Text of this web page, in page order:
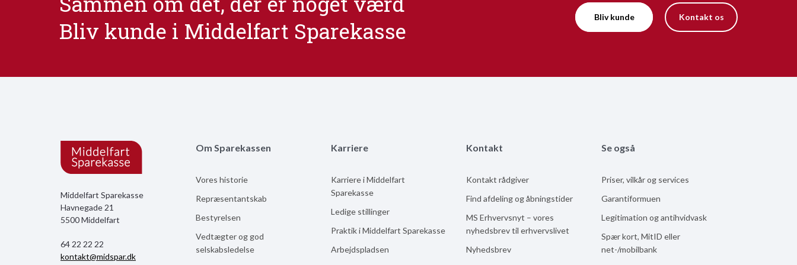
Bliv kunde i Middelfart Sparekasse
Bliv kunde Kontakt os
Middelfart Sparekasse
Havnegade 21
5500 Middelfart
64 22 22 22
kontakt@midspar.dk
Om Sparekassen
Vores historie
Repræsentantskab
Bestyrelsen
Vedtægter og god
selskabsledelse
Karriere
Karriere i Middelfart
Sparekasse
Ledige stillinger
Praktik i Middelfart Sparekasse
Arbejdspladsen
Kontakt
Kontakt rådgiver
Find afdeling og åbningstider
MS Erhvervsnyt – vores
nyhedsbrev til erhvervslivet
Nyhedsbrev
Se også
Priser, vilkår og services
Garantiformuen
Legitimation og antihvidvask
Spær kort, MitID eller
net-/mobilbank